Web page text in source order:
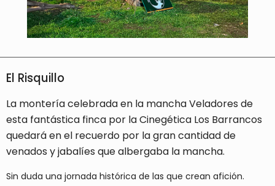
El Risquillo
La montería celebrada en la mancha Veladores de
esta fantástica finca por la Cinegética Los Barrancos
quedará en el recuerdo por la gran cantidad de
venados y jabalíes que albergaba la mancha.
Sin duda una jornada histórica de las que crean afición.